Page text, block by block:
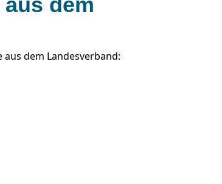
dem Landesverband: